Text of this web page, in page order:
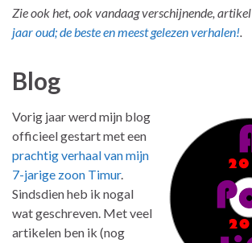
Zie ook het, ook vandaag verschijnende, artikel
jaar oud; de beste en meest gelezen verhalen!.
Blog
Vorig jaar werd mijn blog
officieel gestart met een
prachtig verhaal van mijn
7-jarige zoon Timur.
Sindsdien heb ik nogal
wat geschreven. Met veel
artikelen ben ik (nog